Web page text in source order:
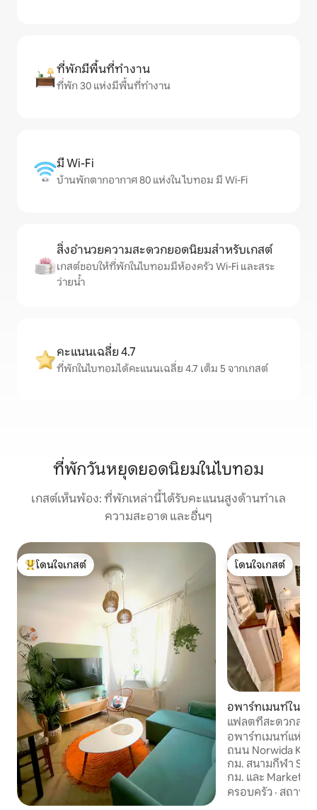
ที่พักมีพื้นที่ทำงาน
ที่พัก 30 แห่งมีพื้นที่ทำงาน
มี Wi-Fi
บ้านพักตากอากาศ 80 แห่งใน ไบทอม มี Wi-Fi
สิ่งอำนวยความสะดวกยอดนิยมสำหรับเกสต์
เกสต์ชอบให้ที่พักในไบทอมมีห้องครัว Wi-Fi และสระ
ว่ายน้ำ
คะแนนเฉลี่ย 4.7
ที่พักในไบทอมได้คะแนนเฉลี่ย 4.7 เต็ม 5 จากเกสต์
ที่พักวันหยุดยอดนิยมในไบทอม
เกสต์เห็นพ้อง: ที่พักเหล่านี้ได้รับคะแนนสูงด้านทำเล
ความสะอาด และอื่นๆ
โดนใจเกสต์ที่สุด
โดนใจเกสต์
โดนใจเกสต์
โดนใจเกสต์
อพาร์ทเมนท์ใน
แฟลตที่สะดวกสบา
Ruda Κląska
อพาร์ทเมนท์แห่งนี้
ถนน Norwida
กม. สนามกีฬา
กม. และ Market
ออกไป 17 กม. สน
ครอบครัว · สถานที่